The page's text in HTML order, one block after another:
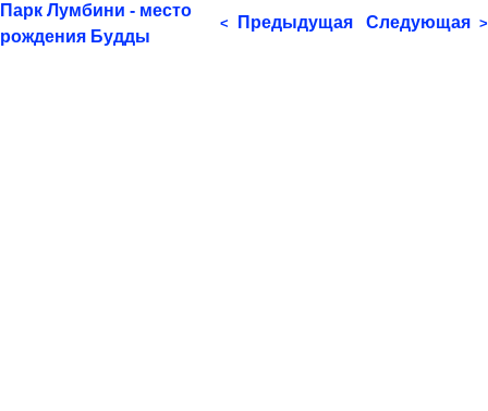
Парк Лумбини - место
рождения Будды
< Предыдущая Следующая >